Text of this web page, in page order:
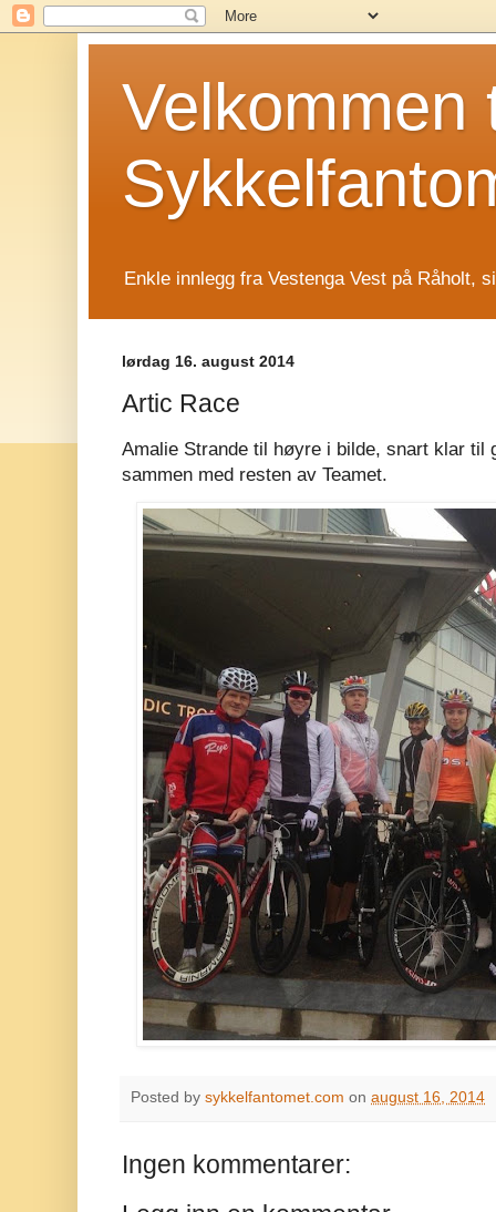
Velkommen
Enkle innlegg fra Vestenga Vest på Råholt,
lørdag 16. august 2014
Artic Race
Amalie Strande til høyre i bilde, snart klar til
sammen med resten av Teamet.
Posted by sykkelfantomet.com on august 16, 2014
Ingen kommentarer: